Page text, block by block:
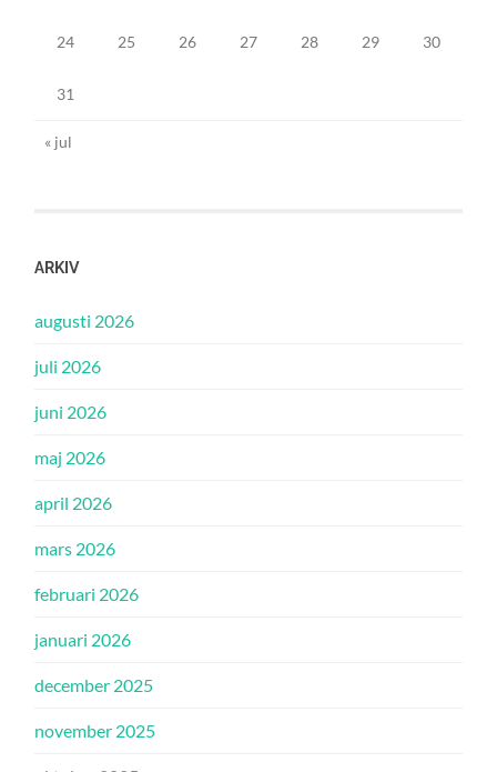
24 25 26 27 28 29 30
31
« jul
ARKIV
augusti 2026
juli 2026
juni 2026
maj 2026
april 2026
mars 2026
februari 2026
januari 2026
december 2025
november 2025